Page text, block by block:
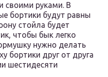
своими руками. В
бортики будут равны
стойла будет
чтобы бык легко
нужно делать
бортики друг от друга
шестидесяти